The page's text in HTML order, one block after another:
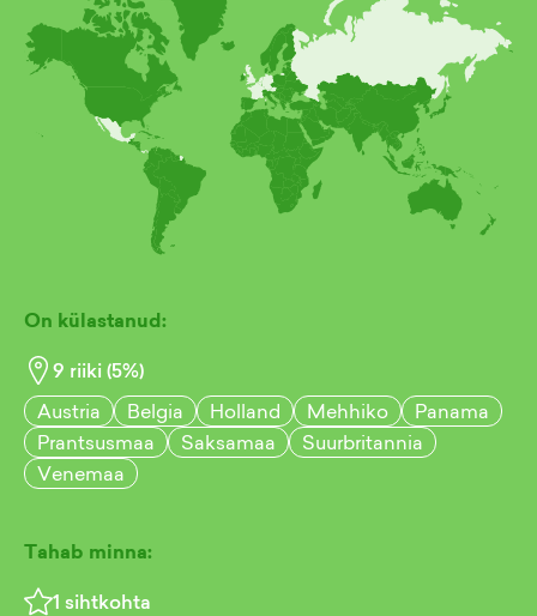
On külastanud:
9 riiki (5%)
Austria
Belgia Holland Mehhiko
Panama
Prantsusmaa
Saksamaa
Suurbritannia
Venemaa
Tahab minna:
1 sihtkohta